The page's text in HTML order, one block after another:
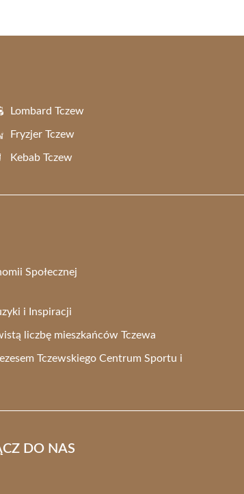
Lombard Tczew
Fryzjer Tczew
Kebab Tczew
Społecznej
i Inspiracji
liczbę mieszkańców Tczewa
Tczewskiego Centrum Sportu i
DO NAS